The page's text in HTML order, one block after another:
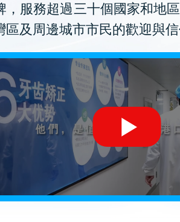
，服務超過三十個國家和地
區及周邊城市市民的歡迎與信